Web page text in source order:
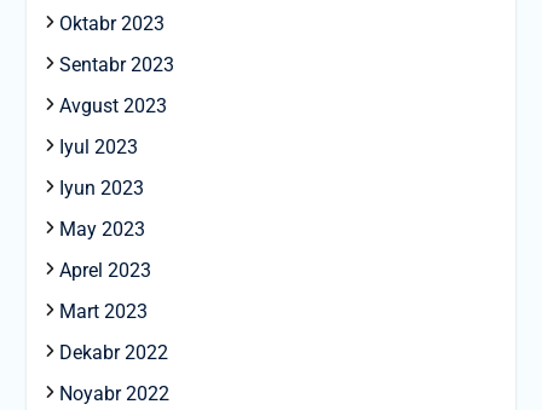
Oktabr 2023
Sentabr 2023
Avgust 2023
Iyul 2023
Iyun 2023
May 2023
Aprel 2023
Mart 2023
Dekabr 2022
Noyabr 2022